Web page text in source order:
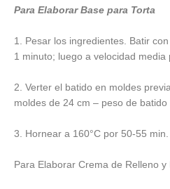
Para Elaborar Base para Torta
1. Pesar los ingredientes. Batir
1 minuto; luego a velocidad media
2. Verter el batido en moldes
moldes de 24 cm – peso de
3. Hornear a 160°C por 50-55
Para Elaborar Crema de Relleno y